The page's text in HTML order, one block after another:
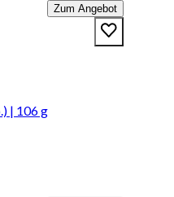
Zum Angebot
| 106 g